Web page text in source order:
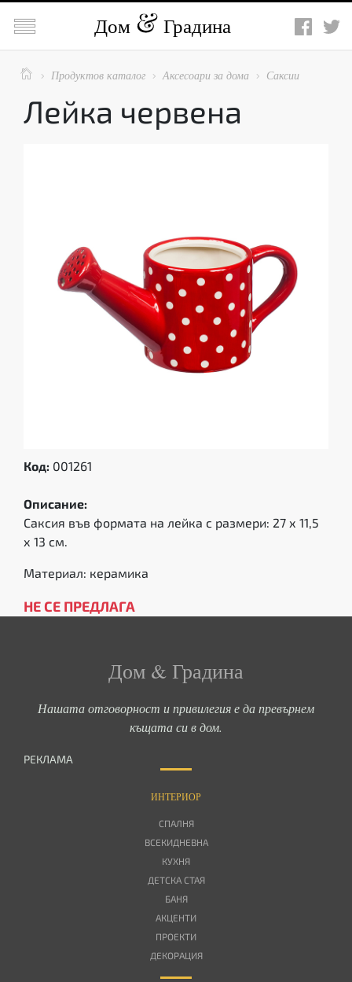
 Дом Градина
  Продуктов каталог  Аксесоари за дома  Саксии
Лейка червена
Код: 001261
Описание:
Саксия във формата на лейка с размери: 27 х 11,5
х 13 см.
Материал: керамика
НЕ СЕ ПРЕДЛАГА
Дом & Градина
Нашата отговорност и привилегия е да превърнем
къщата си в дом.
РЕКЛАМА
ИНТЕРИОР
СПАЛНЯ
ВСЕКИДНЕВНА
КУХНЯ
ДЕТСКА СТАЯ
БАНЯ
АКЦЕНТИ
ПРОЕКТИ
ДЕКОРАЦИЯ